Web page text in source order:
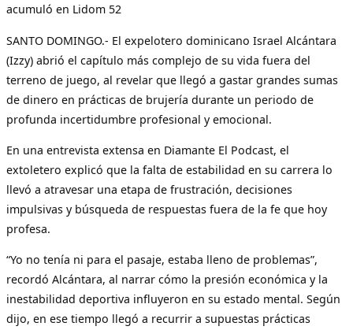
acumuló en Lidom 52
SANTO DOMINGO.- El expelotero dominicano Israel Alcántara
(Izzy) abrió el capítulo más complejo de su vida fuera del
terreno de juego, al revelar que llegó a gastar grandes sumas
de dinero en prácticas de brujería durante un periodo de
profunda incertidumbre profesional y emocional.
En una entrevista extensa en Diamante El Podcast, el
extoletero explicó que la falta de estabilidad en su carrera lo
llevó a atravesar una etapa de frustración, decisiones
impulsivas y búsqueda de respuestas fuera de la fe que hoy
profesa.
“Yo no tenía ni para el pasaje, estaba lleno de problemas”,
recordó Alcántara, al narrar cómo la presión económica y la
inestabilidad deportiva influyeron en su estado mental. Según
dijo, en ese tiempo llegó a recurrir a supuestas prácticas